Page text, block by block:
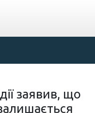
заявив, що